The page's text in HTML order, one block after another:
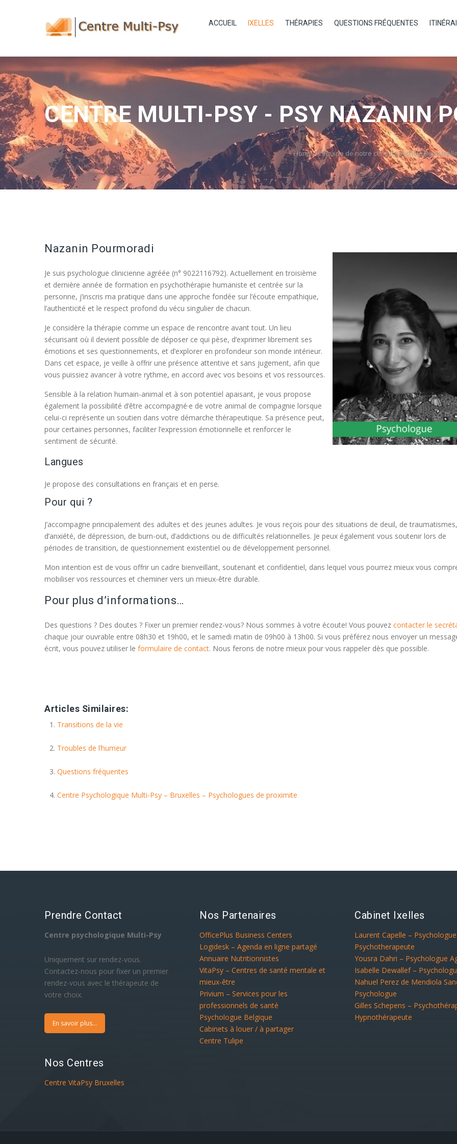
ACCUEIL IXELLES THÉRAPIES QUESTIONS FRÉQUENTES
CENTRE MULTI-PSY - PSY NAZANIN
Home/L’équipe de notre centre psychologique
Nazanin Pourmoradi
Je suis psychologue clinicienne agréée (n° 9022116792). Actuellement en troisième
et dernière année de formation en psychothérapie humaniste et centrée sur la
personne, j’inscris ma pratique dans une approche fondée sur l’écoute empathique,
l’authenticité et le respect profond du vécu singulier de chacun.
Je considère la thérapie comme un espace de rencontre avant tout. Un lieu
sécurisant où il devient possible de déposer ce qui pèse, d’exprimer librement ses
émotions et ses questionnements, et d’explorer en profondeur son monde intérieur.
Dans cet espace, je veille à offrir une présence attentive et sans jugement, afin que
vous puissiez avancer à votre rythme, en accord avec vos besoins et vos ressources.
Sensible à la relation humain-animal et à son potentiel apaisant, je vous propose
également la possibilité d’être accompagné·e de votre animal de compagnie lorsque
celui-ci représente un soutien dans votre démarche thérapeutique. Sa présence peut,
pour certaines personnes, faciliter l’expression émotionnelle et renforcer le
sentiment de sécurité.
Langues
Je propose des consultations en français et en perse.
Pour qui ?
J’accompagne principalement des adultes et des jeunes adultes. Je vous reçois pour des situations de deuil, de traumatismes,
d’anxiété, de dépression, de burn-out, d’addictions ou de difficultés relationnelles. Je peux également vous soutenir lors de
périodes de transition, de questionnement existentiel ou de développement personnel.
Mon intention est de vous offrir un cadre bienveillant, soutenant et confidentiel, dans lequel vous pourrez mieux vous
mobiliser vos ressources et cheminer vers un mieux-être durable.
Pour plus d’informations…
Des questions ? Des doutes ? Fixer un premier rendez-vous? Nous sommes à votre écoute! Vous pouvez contacter le
chaque jour ouvrable entre 08h30 et 19h00, et le samedi matin de 09h00 à 13h00. Si vous préférez nous envoyer un
écrit, vous pouvez utiliser le formulaire de contact. Nous ferons de notre mieux pour vous rappeler dès que possible.
Articles Similaires:
Transitions de la vie
Troubles de l’humeur
Questions fréquentes
Centre Psychologique Multi-Psy – Bruxelles – Psychologues de proximite
Prendre Contact
Centre psychologique Multi-Psy
Uniquement sur rendez-vous.
Contactez-nous pour fixer un premier
rendez-vous avec le thérapeute de
votre choix.
En savoir plus...
Nos Centres
Centre VitaPsy Bruxelles
Nos Partenaires
OfficePlus Business Centers
Logidesk – Agenda en ligne partagé
Annuaire Nutritionnistes
VitaPsy – Centres de santé mentale et
mieux-être
Privium – Services pour les
professionnels de santé
Psychologue Belgique
Cabinets à louer / à partager
Centre Tulipe
Cabinet Ixelles
Laurent Capelle –
Psychotherapeute
Yousra Dahri – Psychologue
Isabelle Dewallef –
Nahuel Perez de Mendiola
Psychologue
Gilles Schepens –
Hypnothérapeute